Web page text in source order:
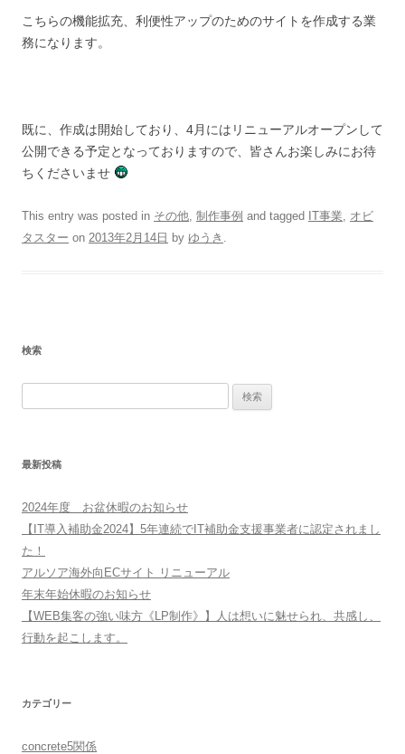
こちらの機能拡充、利便性アップのためのサイトを作成する業
務になります。
既に、作成は開始しており、4月にはリニューアルオープンして
公開できる予定となっておりますので、皆さんお楽しみにお待
ちくださいませ
This entry was posted in その他, 制作事例 and tagged IT事業, オビ
タスター on 2013年2月14日 by ゆうき .
検索
最新投稿
2024年度 お盆休暇のお知らせ
【IT導入補助金2024】5年連続でIT補助金支援事業者に認定されまし
た！
アルソア海外向ECサイト リニューアル
年末年始休暇のお知らせ
【WEB集客の強い味方《LP制作》】人は想いに魅せられ、共感し、
行動を起こします。
カテゴリー
concrete5関係